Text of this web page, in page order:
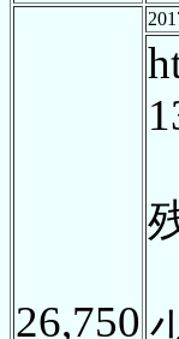
26,750